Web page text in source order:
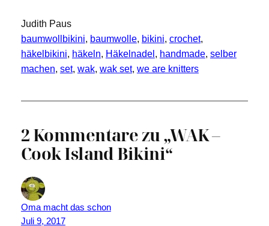
Judith Paus
baumwollbikini, baumwolle, bikini, crochet
häkelbikini, häkeln, Häkelnadel , handmade, selber
machen, set, wak, wak set, we are knitters
2 Kommentare zu „WAK –
Cook Island Bikini“
Oma macht das schon
Juli 9, 2017